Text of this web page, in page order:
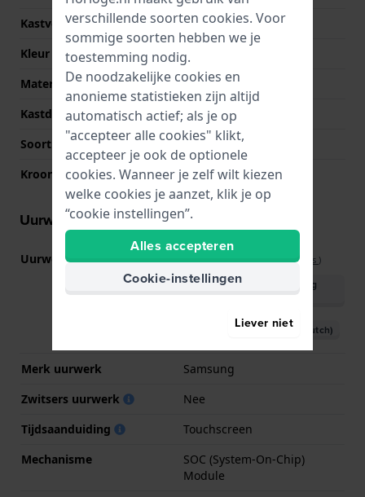
Kastvorm
Rond
Kleur kast
Wit
Materiaal kastdeksel
Kunsthars
Kastdeksel
Hartslagmeter
Soort glas
Saffier
Kroon
NVT
Uurwerk informatie
Uurwerk nr. SM-GW8(Bekijk specificaties )
Download handleiding
(English)
Download handleiding (Dutch)
Merk uurwerk
Samsung
Zwitsers uurwerk
Nee
Tijdsaanduiding
Touchscreen
Mechanisme
SOC (System-On-Chip)
Module
verschillende soorten cookies. Voor
sommige soorten hebben we je
toestemming nodig.
De noodzakelijke cookies en
anonieme statistieken zijn altijd
automatisch actief; als je op
"accepteer alle cookies" klikt,
accepteer je ook de optionele
cookies. Wanneer je zelf wilt kiezen
welke cookies je aanzet, klik je op
“cookie instellingen”.
Alles accepteren
Cookie-instellingen
Liever niet